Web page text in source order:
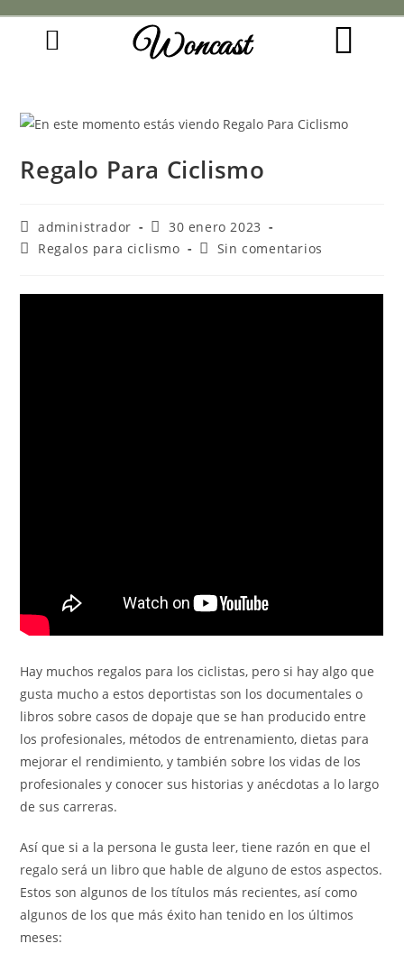
Woncast
Regalo Para Ciclismo
administrador
30 enero 2023
Regalos para ciclismo
Sin comentarios
Hay muchos regalos para los ciclistas, pero si hay algo que
gusta mucho a estos deportistas son los documentales o
libros sobre casos de dopaje que se han producido entre
los profesionales, métodos de entrenamiento, dietas para
mejorar el rendimiento, y también sobre los vidas de los
profesionales y conocer sus historias y anécdotas a lo largo
de sus carreras.
Así que si a la persona le gusta leer, tiene razón en que el
regalo será un libro que hable de alguno de estos aspectos.
Estos son algunos de los títulos más recientes, así como
algunos de los que más éxito han tenido en los últimos
meses: